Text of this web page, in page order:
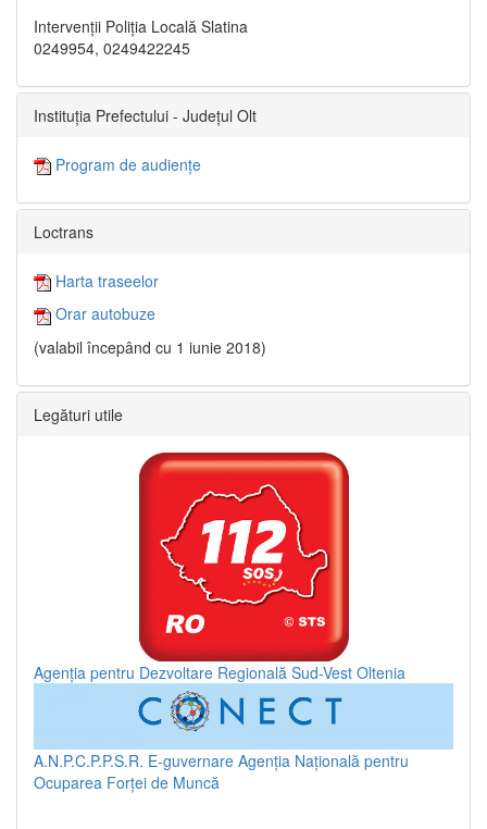
Intervenții Poliția Locală Slatina
0249954, 0249422245
Instituția Prefectului - Județul Olt
Program de audiențe
Loctrans
Harta traseelor
Orar autobuze
(valabil începând cu 1 iunie 2018)
Legături utile
Agenția pentru Dezvoltare Regională Sud-Vest Oltenia
A.N.P.C.P.P.S.R. E-guvernare Agenția Națională pentru
Ocuparea Forței de Muncă